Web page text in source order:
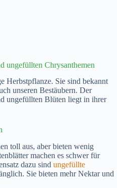
ungefüllten Chrysanthemen
Herbstpflanze. Sie sind bekannt
unseren Bestäubern. Der
ungefüllten Blüten liegt in ihrer
toll aus, aber bieten wenig
machen es schwer für
dazu sind ungefüllte
Sie bieten mehr Nektar und